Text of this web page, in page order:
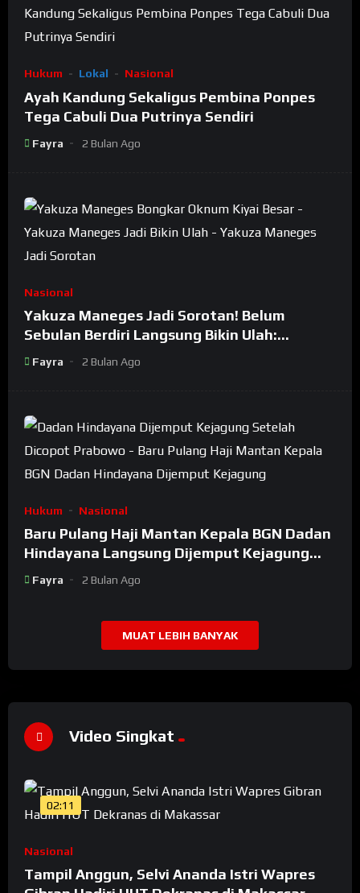
Hukum Lokal Nasional
Ayah Kandung Sekaligus Pembina Ponpes
Tega Cabuli Dua Putrinya Sendiri
Fayra 2 Bulan Ago
Nasional
Yakuza Maneges Jadi Sorotan! Belum
Sebulan Berdiri Langsung Bikin Ulah:
Bongkar Oknum Kiyai Besar
Fayra 2 Bulan Ago
Hukum Nasional
Baru Pulang Haji Mantan Kepala BGN Dadan
Hindayana Langsung Dijemput Kejagung
Setelah Dicopot Prabowo
Fayra 2 Bulan Ago
MUAT LEBIH BANYAK
Video Singkat
02:11
Nasional
Tampil Anggun, Selvi Ananda Istri Wapres